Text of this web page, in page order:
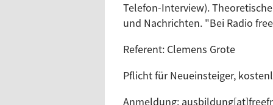
Telefon-Interview).
und Nachrichten. "Bei Radio
Referent: Clemens Grote
Pflicht für Neueinsteiger,
Anmeldung: